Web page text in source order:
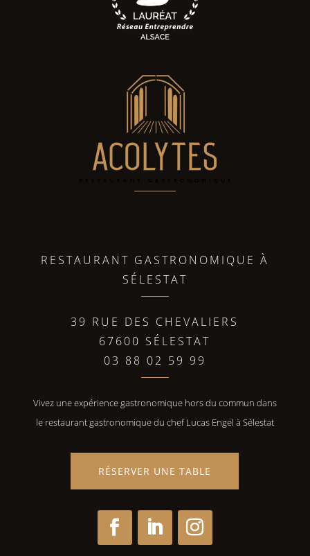
RESTAURANT GASTRONOMIQUE À
SÉLESTAT
39 RUE DES CHEVALIERS
67600 SÉLESTAT
03 88 02 59 99
Vivez une expérience gastronomique hors du commun dans
le restaurant gastronomique du chef Lucas Engel à Sélestat
RÉSERVER UNE TABLE